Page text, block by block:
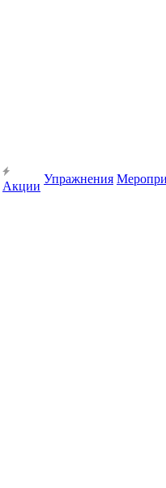
Акции
Упражнения